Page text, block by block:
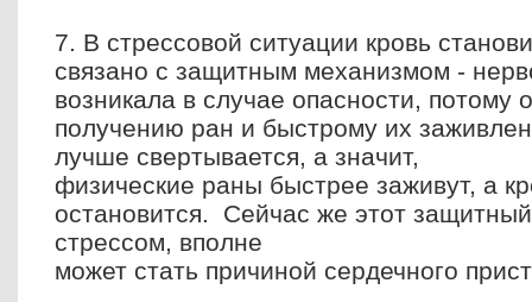
7. В стрессовой ситуации кровь
связано с защитным механизмом -
возникала в случае опасности, потому
получению ран и быстрому их
лучше свертывается, а значит,
физические раны быстрее заживут, а
остановится. Сейчас же этот
стрессом, вполне
может стать причиной сердечного